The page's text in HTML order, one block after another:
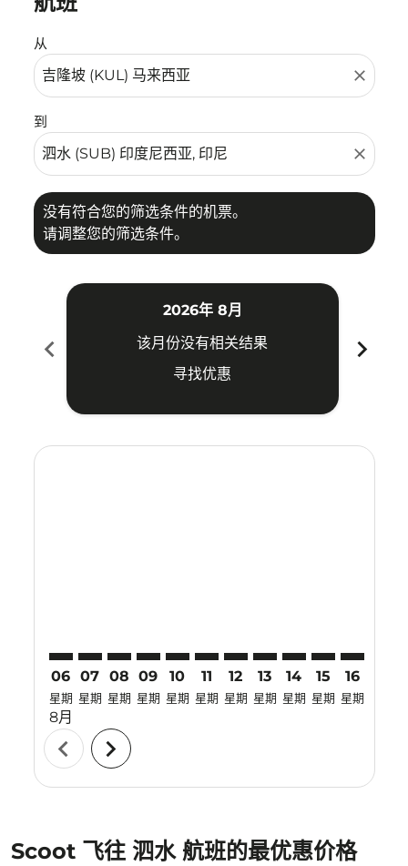
从
close
到
close
没有符合您的筛选条件的机票。
请调整您的筛选条件。
chevron_left
2026年 8月
该月份没有相关结果
寻找优惠
chevron_right
06
星期
8月
07
星期
08
星期
09
星期
10
星期
11
星期
12
星期
13
星期
14
星期
15
星期
16
星期
chevron_left chevron_right
Scoot 飞往 泗水 航班的最优惠价格